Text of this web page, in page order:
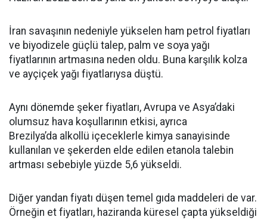
İran savaşının nedeniyle yükselen ham petrol fiyatları
ve biyodizele güçlü talep, palm ve soya yağı
fiyatlarının artmasına neden oldu. Buna karşılık kolza
ve ayçiçek yağı fiyatlarıysa düştü.
Aynı dönemde şeker fiyatları, Avrupa ve Asya’daki
olumsuz hava koşullarının etkisi, ayrıca
Brezilya’da alkollü içeceklerle kimya sanayisinde
kullanılan ve şekerden elde edilen etanola talebin
artması sebebiyle yüzde 5,6 yükseldi.
Diğer yandan fiyatı düşen temel gıda maddeleri de var.
Örneğin et fiyatları, haziranda küresel çapta yükseldiği